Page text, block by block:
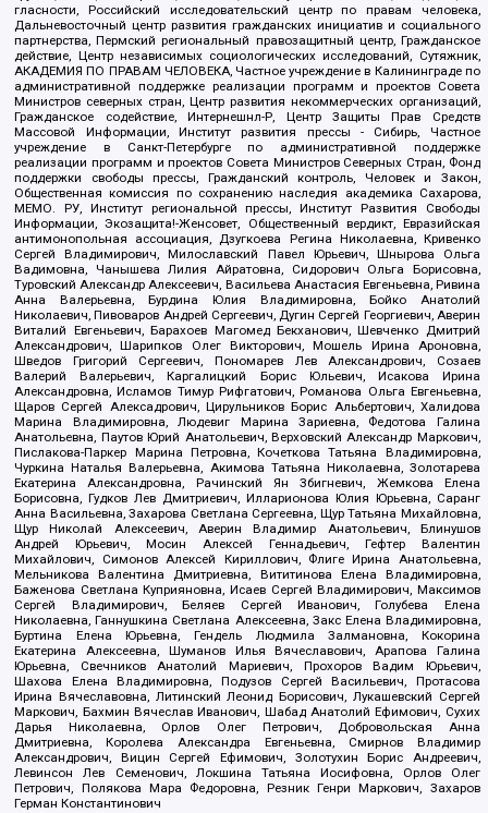
гласности, Российский исследовательский центр по правам человека,
Дальневосточный центр развития гражданских инициатив и социального
партнерства, Пермский региональный правозащитный центр, Гражданское
действие, Центр независимых социологических исследований, Сутяжник,
АКАДЕМИЯ ПО ПРАВАМ ЧЕЛОВЕКА, Частное учреждение в Калининграде по
административной поддержке реализации программ и проектов Совета
Министров северных стран, Центр развития некоммерческих организаций,
Гражданское содействие, Интернешнл-Р, Центр Защиты Прав Средств
Массовой Информации, Институт развития прессы - Сибирь, Частное
учреждение в Санкт-Петербурге по административной поддержке
реализации программ и проектов Совета Министров Северных Стран, Фонд
поддержки свободы прессы, Гражданский контроль, Человек и Закон,
Общественная комиссия по сохранению наследия академика Сахарова,
МЕМО. РУ, Институт региональной прессы, Институт Развития Свободы
Информации, Экозащита!-Женсовет, Общественный вердикт, Евразийская
антимонопольная ассоциация, Дзугкоева Регина Николаевна, Кривенко
Сергей Владимирович, Милославский Павел Юрьевич, Шнырова Ольга
Вадимовна, Чанышева Лилия Айратовна, Сидорович Ольга Борисовна,
Туровский Александр Алексеевич, Васильева Анастасия Евгеньевна, Ривина
Анна Валерьевна, Бурдина Юлия Владимировна, Бойко Анатолий
Николаевич, Пивоваров Андрей Сергеевич, Дугин Сергей Георгиевич, Аверин
Виталий Евгеньевич, Барахоев Магомед Бекханович, Шевченко Дмитрий
Александрович, Шарипков Олег Викторович, Мошель Ирина Ароновна,
Шведов Григорий Сергеевич, Пономарев Лев Александрович, Созаев
Валерий Валерьевич, Каргалицкий Борис Юльевич, Исакова Ирина
Александровна, Исламов Тимур Рифгатович, Романова Ольга Евгеньевна,
Щаров Сергей Алексадрович, Цирульников Борис Альбертович, Халидова
Марина Владимировна, Людевиг Марина Зариевна, Федотова Галина
Анатольевна, Паутов Юрий Анатольевич, Верховский Александр Маркович,
Пислакова-Паркер Марина Петровна, Кочеткова Татьяна Владимировна,
Чуркина Наталья Валерьевна, Акимова Татьяна Николаевна, Золотарева
Екатерина Александровна, Рачинский Ян Збигневич, Жемкова Елена
Борисовна, Гудков Лев Дмитриевич, Илларионова Юлия Юрьевна, Саранг
Анна Васильевна, Захарова Светлана Сергеевна, Щур Татьяна Михайловна,
Щур Николай Алексеевич, Аверин Владимир Анатольевич, Блинушов
Андрей Юрьевич, Мосин Алексей Геннадьевич, Гефтер Валентин
Михайлович, Симонов Алексей Кириллович, Флиге Ирина Анатольевна,
Мельникова Валентина Дмитриевна, Вититинова Елена Владимировна,
Баженова Светлана Куприяновна, Исаев Сергей Владимирович, Максимов
Сергей Владимирович, Беляев Сергей Иванович, Голубева Елена
Николаевна, Ганнушкина Светлана Алексеевна, Закс Елена Владимировна,
Буртина Елена Юрьевна, Гендель Людмила Залмановна, Кокорина
Екатерина Алексеевна, Шуманов Илья Вячеславович, Арапова Галина
Юрьевна, Свечников Анатолий Мариевич, Прохоров Вадим Юрьевич,
Шахова Елена Владимировна, Подузов Сергей Васильевич, Протасова
Ирина Вячеславовна, Литинский Леонид Борисович, Лукашевский Сергей
Маркович, Бахмин Вячеслав Иванович, Шабад Анатолий Ефимович, Сухих
Дарья Николаевна, Орлов Олег Петрович, Добровольская Анна
Дмитриевна, Королева Александра Евгеньевна, Смирнов Владимир
Александрович, Вицин Сергей Ефимович, Золотухин Борис Андреевич,
Левинсон Лев Семенович, Локшина Татьяна Иосифовна, Орлов Олег
Петрович, Полякова Мара Федоровна, Резник Генри Маркович, Захаров
Герман Константинович